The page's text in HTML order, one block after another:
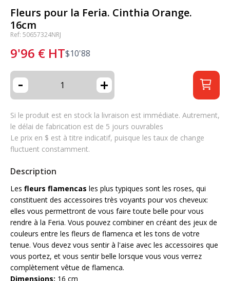
Fleurs pour la Feria. Cinthia Orange.
16cm
Ref: 50657324NRJ
9'96 € HT$10'88
- +
Si le produit est en stock la livraison est immédiate. Autrement,
le délai de fabrication est de 5 jours ouvrables
Le prix en $ est à titre indicatif, puisque les taux de change
fluctuent constamment.
Description
Les fleurs flamencas les plus typiques sont les roses, qui
constituent des accessoires très voyants pour vos cheveux:
elles vous permettront de vous faire toute belle pour vous
rendre à la Feria. Vous pouvez combiner en créant des jeux de
couleurs entre les fleurs de flamenca et les tons de votre
tenue. Vous devez vous sentir à l'aise avec les accessoires que
vous portez, et vous sentir belle lorsque vous vous verrez
complètement vêtue de flamenca.
Dimensions: 16 cm